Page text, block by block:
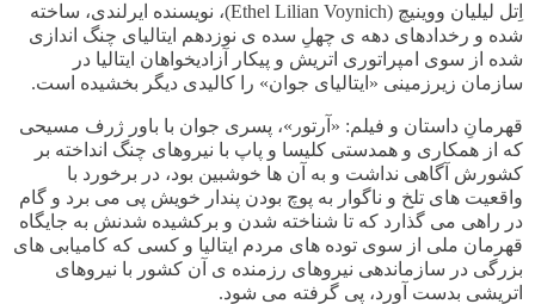
اِتل لیلیان ووینیچ (Ethel Lilian Voynich)، نویسنده ایرلندی، ساخته
شده و رخدادهای دهه ی چهلِ سده ی نوزدهم ایتالیای چنگ اندازی
شده از سوی امپراتوری اتریش و پیکار آزادیخواهان ایتالیا در
سازمان زیرزمینی «ایتالیای جوان» را کالیدی دیگر بخشیده است.
قهرمانِ داستان و فیلم: «آرتور»، پسری جوان با باور ژرف مسیحی
که از همکاری و همدستی کلیسا و پاپ با نیروهای چنگ انداخته بر
کشورش آگاهی نداشت و به آن ها خوشبین بود، در برخورد با
واقعیت های تلخ و ناگوار به پوچ بودن پندار خویش پی می برد و گام
در راهی می گذارد که تا شناخته شدن و برکشیده شدنش به جایگاه
قهرمان ملی از سوی توده های مردم ایتالیا و کسی که کامیابی های
بزرگی در سازماندهی نیروهای رزمنده ی آن کشور با نیروهای
اتریشی بدست آورد، پی گرفته می شود.